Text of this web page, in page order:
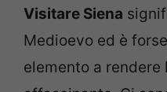
Visitare Siena
Medioevo ed è
elemento a